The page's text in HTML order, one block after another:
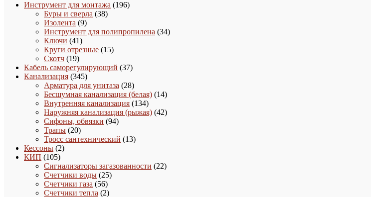
товаров
Инструмент для монтажа 196196
Буры и сверла 3838
Изолента 99
товаров
Инструмент для полипропилена 3434
Ключи 4141
товар
Круги отрезные 1515
Скотч 1919
товаров
Кабель саморегулирующий 3737
Канализация 345345
товаров
Арматура для унитаза 2828
товаров
Бесшумная канализация (белая) 1414
Внутренняя канализация 134134
товара
Наружняя канализация (рыжая) 4242
Сифоны, обвязки 9494
Трапы 2020
товаров
Тросс сантехнический 1313
Кессоны 22
КИП 105105
товаров
Сигнализаторы загазованности 2222
Счетчики воды 2525
Счетчики газа 5656
товаров
Счетчики тепла 22